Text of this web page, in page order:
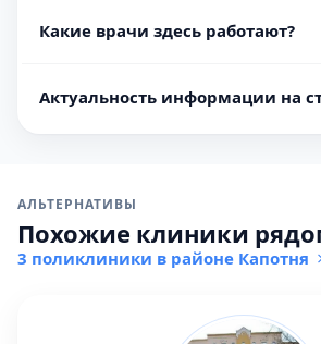
Какие врачи здесь работают?
Актуальность информации на
АЛЬТЕРНАТИВЫ
Похожие клиники
3 поликлиники в районе Капотня